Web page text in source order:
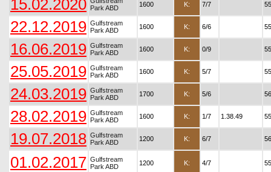
15.02.2020 Park ABD
1600 K: 7/7 55
22.12.2019 Gulfstream
Park ABD
1600 K: 6/6
16.06.2019 Gulfstream
Park ABD
1600 K: 0/9
25.05.2019 Gulfstream
Park ABD
1600 K: 5/7
24.03.2019 Gulfstream
Park ABD
1700 K: 5/6 56
28.02.2019 Gulfstream
Park ABD
1600 K: 1/7 1.38.49 55
19.07.2018 Gulfstream
Park ABD
1200 K: 6/7 56
01.02.2017 Gulfstream
Park ABD
1200 K: 4/7